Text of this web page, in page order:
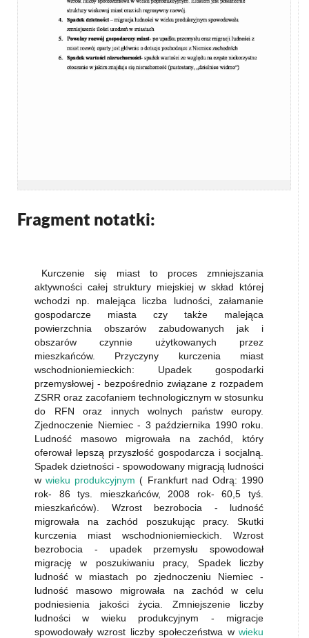
Fragment notatki:
Kurczenie się miast to proces zmniejszania
aktywności całej struktury miejskiej w skład której
wchodzi np. malejąca liczba ludności, załamanie
gospodarcze miasta czy także malejąca
powierzchnia obszarów zabudowanych jak i
obszarów czynnie użytkowanych przez
mieszkańców. Przyczyny kurczenia miast
wschodnioniemieckich: Upadek gospodarki
przemysłowej - bezpośrednio związane z rozpadem
ZSRR oraz zacofaniem technologicznym w stosunku
do RFN oraz innych wolnych państw europy.
Zjednoczenie Niemiec - 3 października 1990 roku.
Ludność masowo migrowała na zachód, który
oferował lepszą przyszłość gospodarcza i socjalną.
Spadek dzietności - spowodowany migracją ludności
wwieku produkcyjnym ( Frankfurt nad Odrą: 1990
rok- 86 tys. mieszkańców, 2008 rok- 60,5 tyś.
mieszkańców). Wzrost bezrobocia - ludność
migrowała na zachód poszukując pracy. Skutki
kurczenia miast wschodnioniemieckich. Wzrost
bezrobocia - upadek przemysłu spowodował
migrację w poszukiwaniu pracy, Spadek liczby
ludność w miastach po zjednoczeniu Niemiec -
ludność masowo migrowała na zachód w celu
podniesienia jakości życia. Zmniejszenie liczby
ludności w wieku produkcyjnym - migracje
spowodowały wzrost liczby społeczeństwa w wieku